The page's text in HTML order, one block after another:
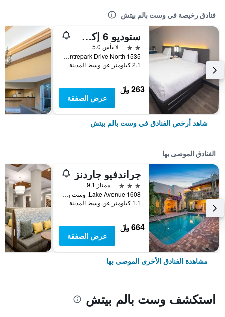
فنادق رخيصة في وست بالم بيتش
ستوديو 6 إكستنديد ستاي - ويست بالم بيتش، افلريدا
2 نجمتين
لا بأس 5.0
1535 Centrepark Drive North, وست بالم بيتش, FL, الولايات المتحدة الأميريكية
2.1 كيلومتر عن وسط المدينة
263 ﷼
عرض الصفقة
شاهد أرخص الفنادق في وست بالم بيتش
الفنادق الموصى بها
جراندفيو جاردنز
3 نجوم
ممتاز 9.1
1608 Lake Avenue, وست بالم بيتش, FL, الولايات المتحدة الأميريكية
1.1 كيلومتر عن وسط المدينة
664 ﷼
عرض الصفقة
مشاهدة الفنادق الأخرى الموصى بها
استكشف وست بالم بيتش